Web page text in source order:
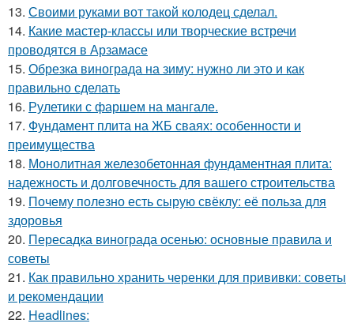
13. Своими руками вот такой колодец сделал.
14. Какие мастер-классы или творческие встречи
проводятся в Арзамасе
15. Обрезка винограда на зиму: нужно ли это и как
правильно сделать
16. Рулетики с фаршем на мангале.
17. Фундамент плита на ЖБ сваях: особенности и
преимущества
18. Монолитная железобетонная фундаментная плита:
надежность и долговечность для вашего строительства
19. Почему полезно есть сырую свёклу: её польза для
здоровья
20. Пересадка винограда осенью: основные правила и
советы
21. Как правильно хранить черенки для прививки: советы
и рекомендации
22. Headlines: